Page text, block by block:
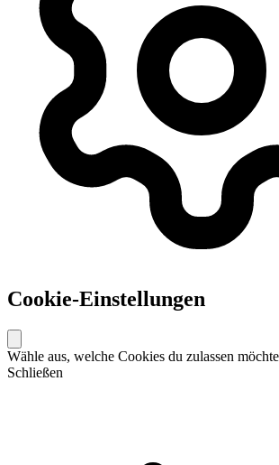
Cookie-Einstellungen
Wähle aus, welche Cookies du zulassen
Schließen